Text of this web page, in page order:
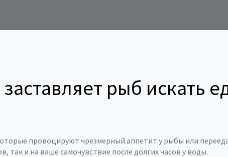
рыб искать
провоцируют чрезмерный аппетит у рыбы или
так и на ваше самочувствие после долгих часов у воды.